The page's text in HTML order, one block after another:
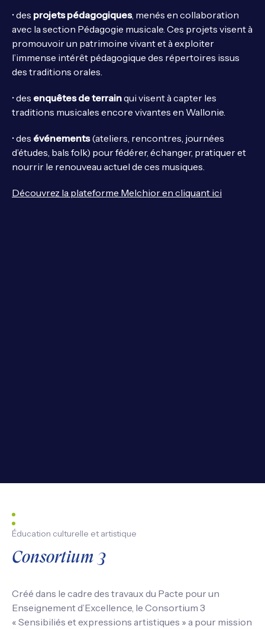
• des projets pédagogiques, menés en collaboration
avec la section Pédagogie musicale. Ces projets visent à
promouvoir un patrimoine vivant et à exploiter
l’immense intérêt pédagogique des répertoires issus
des traditions orales.
• des enquêtes de terrainqui visent à capter les
traditions musicales encore vivantes en Wallonie.
• des événements(ateliers, rencontres, journées
d’études, bals folk) pour fédérer, échanger, pratiquer et
nourrir le renouveau actuel de ces musiques.
Découvrez la plateforme Melchior en cliquant ici
Éducation culturelle et artistique
Consortium 3
Créé dans le cadre des travaux du Pacte pour un
Enseignement d’Excellence, le Consortium 3
« Sensibiliés et expressions artistiques » a pour mission